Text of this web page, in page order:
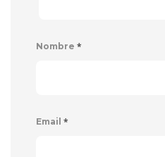
Nombre *
Email *